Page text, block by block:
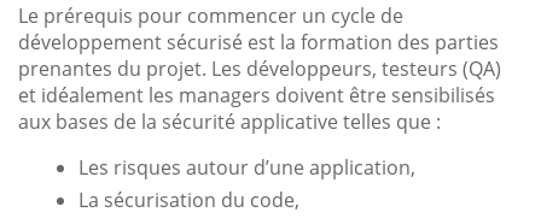
Le prérequis pour commencer un cycle de
développement sécurisé est la formation des parties
prenantes du projet. Les développeurs, testeurs (QA)
et idéalement les managers doivent être sensibilisés
aux bases de la sécurité applicative telles que :
Les risques autour d’une application,
La sécurisation du code,